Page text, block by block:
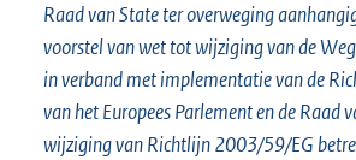
Raad van State ter overweging
voorstel van wet tot wijziging van de
in verband met implementatie van de
van het Europees Parlement en de
wijziging van Richtlijn 2003/59/EG